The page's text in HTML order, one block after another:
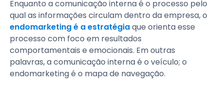
Enquanto a comunicação interna é o processo pelo
qual as informações circulam dentro da empresa, o
endomarketing é a estratégiaque orienta esse
processo com foco em resultados
comportamentais e emocionais. Em outras
palavras, a comunicação interna é o veículo; o
endomarketing é o mapa de navegação.